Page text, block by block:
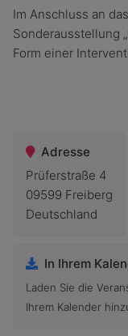
Im Anschluss an
Sonderausstellung
Form einer
Adresse
Prüferstraße 4
09599 Freiberg
Deutschland
In Ihrem
Laden Sie die
Ihrem Kalender